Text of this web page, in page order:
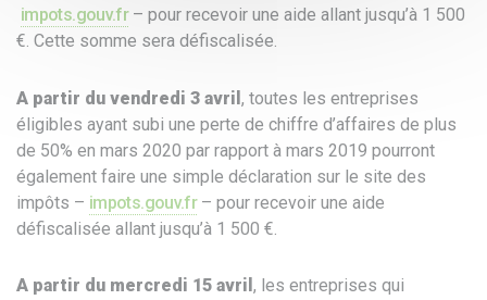
impots.gouv.fr– pour recevoir une aide allant jusqu’à 1 500
€. Cette somme sera défiscalisée.
A partir du vendredi 3 avril , toutes les entreprises
éligibles ayant subi une perte de chiffre d’affaires de plus
de 50% en mars 2020 par rapport à mars 2019 pourront
également faire une simple déclaration sur le site des
impôts – impots.gouv.fr– pour recevoir une aide
défiscalisée allant jusqu’à 1 500 €.
A partir du mercredi 15 avril , les entreprises qui